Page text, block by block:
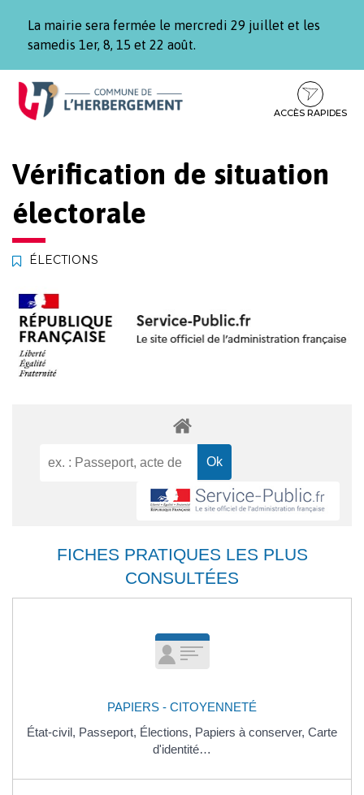
La mairie sera fermée le mercredi 29 juillet et les
samedis 1er, 8, 15 et 22 août.
Aller
Aller
contenu
Aller
pied
ACCÈS RAPIDES
Vérification de situation
électorale
ÉLECTIONS
FICHES PRATIQUES LES PLUS
CONSULTÉES
PAPIERS - CITOYENNETÉ
État-civil, Passeport, Élections, Papiers à conserver, Carte
d'identité…